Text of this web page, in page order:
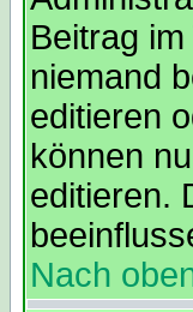
Beitrag
niemand
editieren
können
editieren.
Nach